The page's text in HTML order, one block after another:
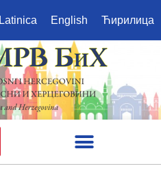
Latinica English Ћирилица